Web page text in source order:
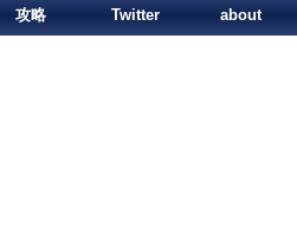
攻略 Twitter about